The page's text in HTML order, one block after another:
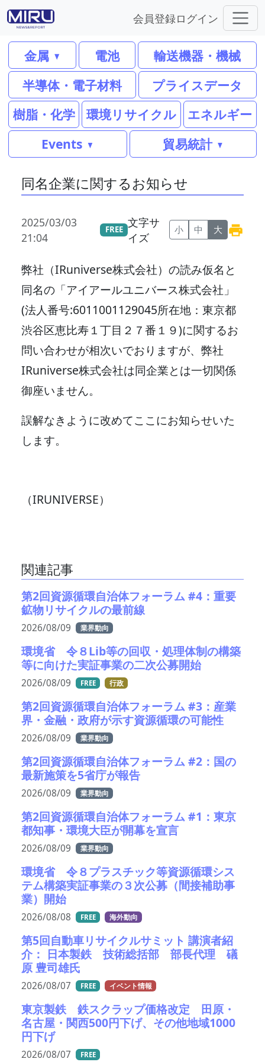
会員登録ログイン
金属 電池
輸送機器・機械
半導体・電子材料
プライスデータ
樹脂・化学
環境リサイクル
エネルギー
Events
貿易統計
同名企業に関するお知らせ
2025/03/03
21:04
FREE
文字サ
イズ
小 中 大
弊社（IRuniverse株式会社）の読み仮名と
同名の「アイアールユニバース株式会社」
(法人番号:6011001129045所在地：東京都
渋谷区恵比寿１丁目２７番１９)に関するお
問い合わせが相次いでおりますが、弊社
IRuniverse株式会社は同企業とは一切関係
御座いません。
誤解なきように改めてここにお知らせいた
します。
（IRUNIVERSE）
関連記事
第2回資源循環自治体フォーラム #4：重要
鉱物リサイクルの最前線
2026/08/09 業界動向
環境省 令８Lib等の回収・処理体制の構築
等に向けた実証事業の二次公募開始
2026/08/09 FREE 行政
第2回資源循環自治体フォーラム #3：産業
界・金融・政府が示す資源循環の可能性
2026/08/09 業界動向
第2回資源循環自治体フォーラム #2：国の
最新施策を5省庁が報告
2026/08/09 業界動向
第2回資源循環自治体フォーラム #1：東京
都知事・環境大臣が開幕を宣言
2026/08/09 業界動向
環境省 令８プラスチック等資源循環シス
テム構築実証事業の３次公募（間接補助事
業）開始
2026/08/08 FREE 海外動向
第5回自動車リサイクルサミット 講演者紹
介： 日本製鉄 技術総括部 部長代理 礒
原 豊司雄氏
2026/08/07 FREE イベント情報
東京製鉄 鉄スクラップ価格改定 田原・
名古屋・関西500円下げ、その他地域1000
円下げ
2026/08/07 FREE